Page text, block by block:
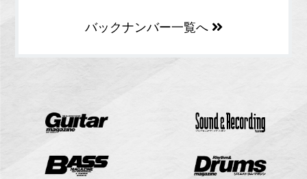
バックナンバー一覧へ